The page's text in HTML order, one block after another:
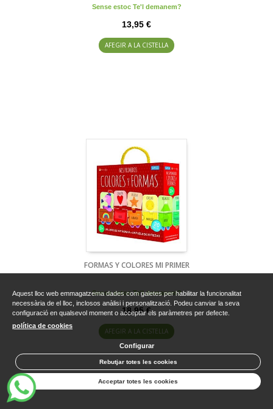
Sense estoc Te'l demanem?
13,95 €
AFEGIR A LA CISTELLA
FORMAS Y COLORES MI PRIMER
Sense estoc Te'l demanem?
18,95 €
AFEGIR A LA CISTELLA
Aquest lloc web emmagatzema dades com galetes per habilitar la funcionalitat
necessària de el lloc, inclosos anàlisi i personalització. Podeu canviar la seva
configuració en qualsevol moment o acceptar els paràmetres per defecte.
política de cookies
Configurar
Rebutjar totes les cookies
Acceptar totes les cookies